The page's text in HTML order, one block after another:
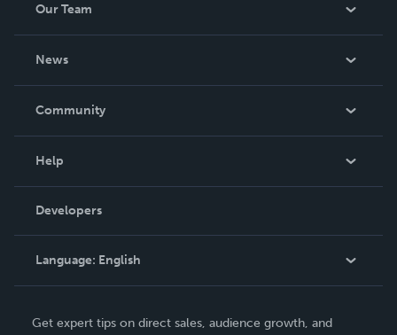
Our Team
News
In The News
Community
Podcast
Help
Order Lookup
Knowledge Base
Contact Support
Developers
Language: English
Deutsch
Get expert tips on direct sales, audience growth, and